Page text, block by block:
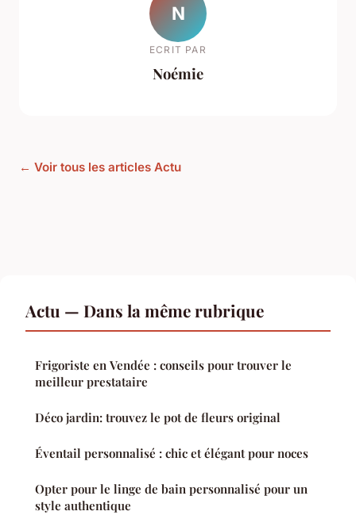
N
ECRIT PAR
Noémie
← Voir tous les articles Actu
Actu — Dans la même rubrique
Frigoriste en Vendée : conseils pour trouver le
meilleur prestataire
Déco jardin: trouvez le pot de fleurs original
Éventail personnalisé : chic et élégant pour noces
Opter pour le linge de bain personnalisé pour un
style authentique